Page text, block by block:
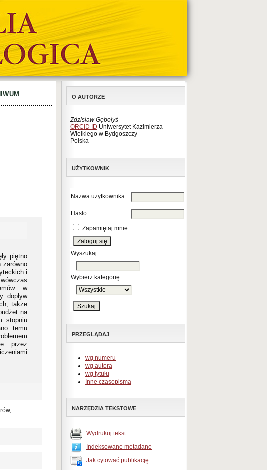
O AUTORZE
Zdzisław Gębołyś
ORCID ID Uniwersytet Kazimierza
Wielkiego w Bydgoszczy
Polska
UŻYTKOWNIK
Nazwa użytkownika
Hasło
Zapamiętaj mnie
Wyszukaj
Wybierz kategorię
PRZEGLĄDAJ
wg numeru
wg autora
wg tytułu
Inne czasopisma
NARZĘDZIA TEKSTOWE
Wydrukuj tekst
Indeksowane metadane
Jak cytować publikację
piętno
zarówno
i
w
dopływ
także
na
stopniu
temu
przez